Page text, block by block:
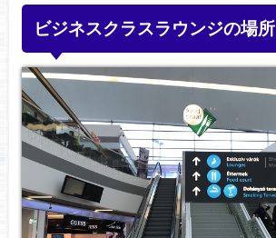
ビジネスクラスラウンジの場所